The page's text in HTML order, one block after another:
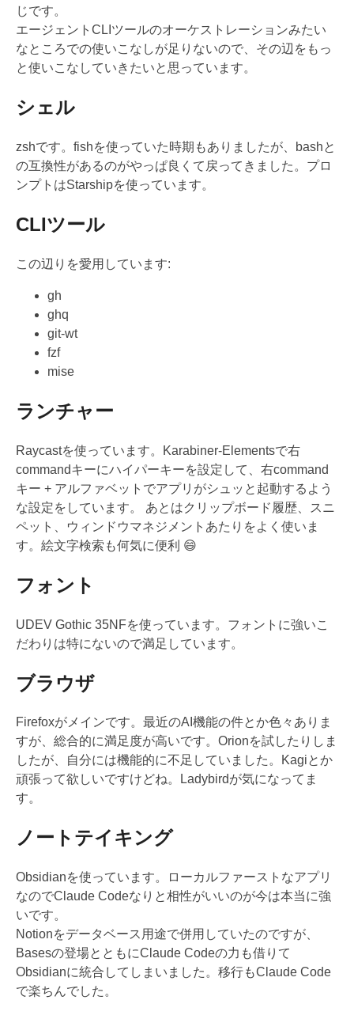
じです。
エージェントCLIツールのオーケストレーションみたい
なところでの使いこなしが足りないので、その辺をもっ
と使いこなしていきたいと思っています。
シェル
zshです。fishを使っていた時期もありましたが、bashと
の互換性があるのがやっぱ良くて戻ってきました。プロ
ンプトはStarshipを使っています。
CLIツール
この辺りを愛用しています:
gh
ghq
git-wt
fzf
mise
ランチャー
Raycastを使っています。Karabiner-Elementsで右
commandキーにハイパーキーを設定して、右command
キー + アルファベットでアプリがシュッと起動するよう
な設定をしています。 あとはクリップボード履歴、スニ
ペット、ウィンドウマネジメントあたりをよく使いま
す。絵文字検索も何気に便利 😄
フォント
UDEV Gothic 35NFを使っています。フォントに強いこ
だわりは特にないので満足しています。
ブラウザ
Firefoxがメインです。最近のAI機能の件とか色々ありま
すが、総合的に満足度が高いです。Orionを試したりしま
したが、自分には機能的に不足していました。Kagiとか
頑張って欲しいですけどね。Ladybirdが気になってま
す。
ノートテイキング
Obsidianを使っています。ローカルファーストなアプリ
なのでClaude Codeなりと相性がいいのが今は本当に強
いです。
Notionをデータベース用途で併用していたのですが、
Basesの登場とともにClaude Codeの力も借りて
Obsidianに統合してしまいました。移行もClaude Code
で楽ちんでした。